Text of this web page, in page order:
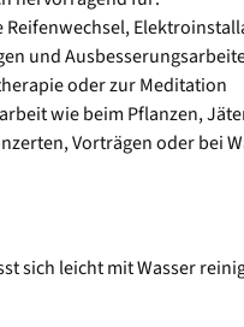
und
oder zur Meditation
wie beim Pflanzen,
Vorträgen oder bei
sich leicht mit Wasser